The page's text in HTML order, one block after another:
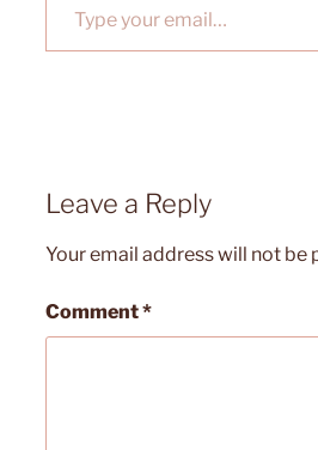
Leave a Reply
Your email address will not be
Comment*